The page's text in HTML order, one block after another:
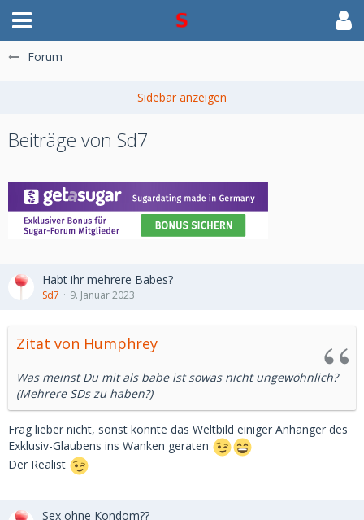
Forum
Beiträge von Sd7
Habt ihr mehrere Babes?
Sd7 9. Januar 2023
Zitat von Humphrey
Was meinst Du mit als babe ist sowas nicht ungewöhnlich?
(Mehrere SDs zu haben?)
Frag lieber nicht, sonst könnte das Weltbild einiger Anhänger des
Exklusiv-Glaubens ins Wanken geraten
Der Realist
Sex ohne Kondom??